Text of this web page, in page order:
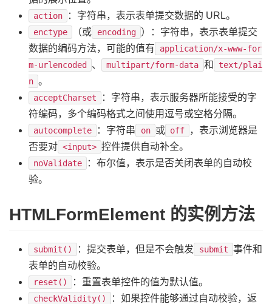
action ：字符串，表示表单提交数据的 URL。
enctype （或 encoding ）：字符串，表示表单提交
数据的编码方法，可能的值有
application/x-www-for
m-urlencoded
、 multipart/form-data 和
text/plai
n 。
acceptCharset
：字符串，表示服务器所能接受的字
符编码，多个编码格式之间使用逗号或空格分隔。
autocomplete ：字符串 on 或 off
，表示浏览器是
否要对 <input> 控件提供自动补全。
noValidate
：布尔值，表示是否关闭表单的自动校
验。
HTMLFormElement 的实例方法
submit() ：提交表单，但是不会触发 submit 事件和
表单的自动校验。
reset() ：重置表单控件的值为默认值。
checkValidity()
：如果控件能够通过自动校验，返